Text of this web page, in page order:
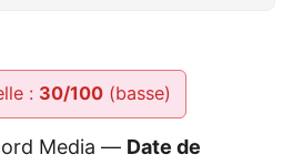
: 30/100(basse)
Media — Date de